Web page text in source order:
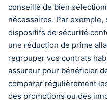
conseillé de bien
nécessaires. Par
dispositifs de sécurité
une réduction de prime
regrouper vos contrats
assureur pour bénéficier
comparer régulièrement
des promotions ou des